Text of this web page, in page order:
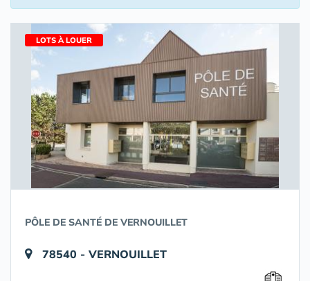
LOTS À LOUER
PÔLE DE SANTÉ DE VERNOUILLET
78540 - VERNOUILLET